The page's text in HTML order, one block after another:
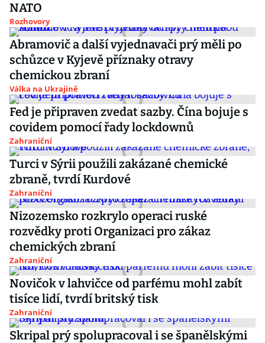
NATO
Rozhovory
Abramovič a další vyjednavači prý měli po
schůzce v Kyjevě příznaky otravy
chemickou zbraní
Válka na Ukrajině
Fed je připraven zvedat sazby. Čína bojuje s
covidem pomocí řady lockdownů
Zahraniční
Turci v Sýrii použili zakázané chemické
zbraně, tvrdí Kurdové
Zahraniční
Nizozemsko rozkrylo operaci ruské
rozvědky proti Organizaci pro zákaz
chemických zbraní
Zahraniční
Novičok v lahvičce od parfému mohl zabít
tisíce lidí, tvrdí britský tisk
Zahraniční
Skripal prý spolupracoval i se španělskými